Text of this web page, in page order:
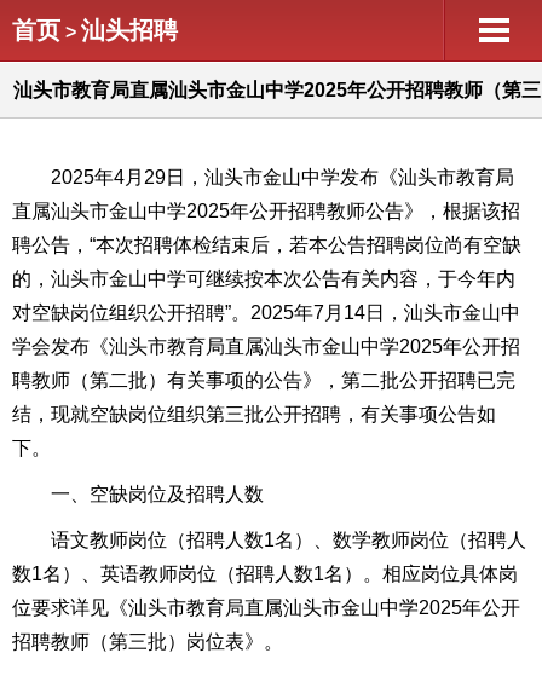
首页 > 汕头招聘
汕头市教育局直属汕头市金山中学2025年公开招聘教师（第三
2025年4月29日，汕头市金山中学发布《汕头市教育局
直属汕头市金山中学2025年公开招聘教师公告》，根据该招
聘公告，“本次招聘体检结束后，若本公告招聘岗位尚有空缺
的，汕头市金山中学可继续按本次公告有关内容，于今年内
对空缺岗位组织公开招聘”。2025年7月14日，汕头市金山中
学会发布《汕头市教育局直属汕头市金山中学2025年公开招
聘教师（第二批）有关事项的公告》，第二批公开招聘已完
结，现就空缺岗位组织第三批公开招聘，有关事项公告如
下。
一、空缺岗位及招聘人数
语文教师岗位（招聘人数1名）、数学教师岗位（招聘人
数1名）、英语教师岗位（招聘人数1名）。相应岗位具体岗
位要求详见《汕头市教育局直属汕头市金山中学2025年公开
招聘教师（第三批）岗位表》。